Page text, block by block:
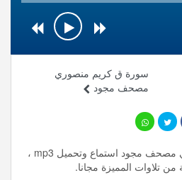
سورة ق كريم منصوري
مصحف مجود
سورة الذاريات كريم منصوري مصحف مجود استماع وتحميل mp3 ،